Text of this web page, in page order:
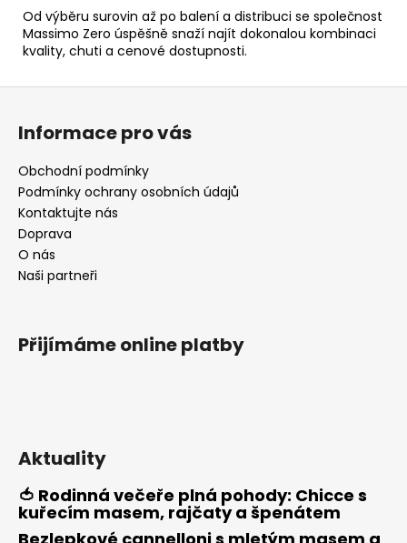
Od výběru surovin až po balení a distribuci se společnost
Massimo Zero úspěšně snaží najít dokonalou kombinaci
kvality, chuti a cenové dostupnosti.
Z
Informace pro vás
Obchodní podmínky
Podmínky ochrany osobních údajů
Kontaktujte nás
Doprava
O nás
Naši partneři
Přijímáme online platby
Aktuality
🍅 Rodinná večeře plná pohody: Chicce s
kuřecím masem, rajčaty a špenátem